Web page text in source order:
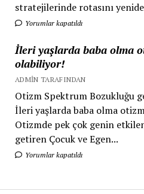
stratejilerinde rotasını
Yorumlar kapatıldı
İleri yaşlarda baba olma
olabiliyor!
ADMIN TARAFINDAN
Otizm Spektrum Bozukluğu
İleri yaşlarda baba olma
Otizmde pek çok genin
getiren Çocuk ve Egen...
Yorumlar kapatıldı